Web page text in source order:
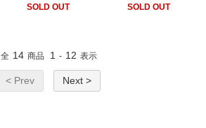
SOLD OUT
SOLD OUT
全 14 商品 1 - 12 表示
< Prev Next >